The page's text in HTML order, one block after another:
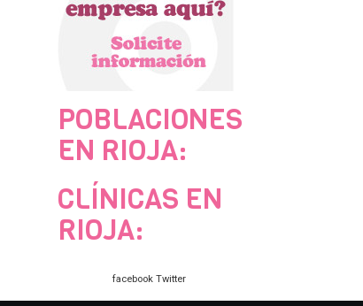
POBLACIONES
EN RIOJA:
CLÍNICAS EN
RIOJA:
facebook Twitter